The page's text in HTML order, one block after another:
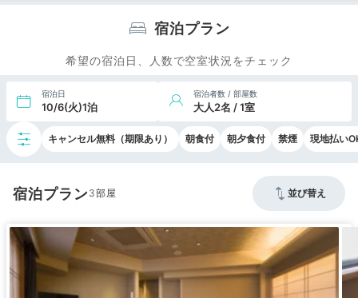
宿泊プラン
希望の宿泊日、人数で空室状況をチェック
宿泊日
10/6(火)1泊
宿泊者数 / 部屋数
大人2名 / 1室
キャンセル無料（期限あり） 朝食付 朝夕食付 禁煙 現地払い
宿泊プラン3 並び替え